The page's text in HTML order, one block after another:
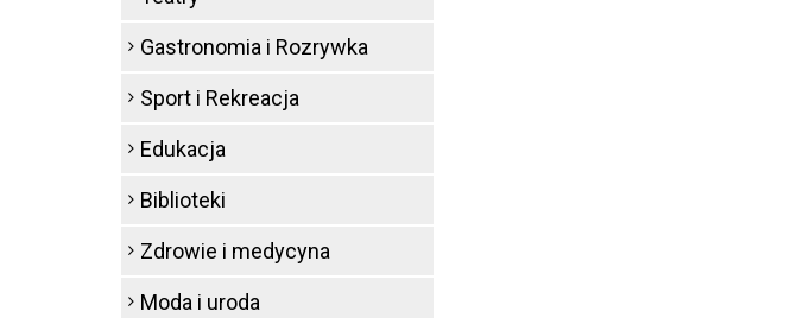
Gastronomia i Rozrywka
Sport i Rekreacja
Edukacja
Biblioteki
Zdrowie i medycyna
Moda i uroda